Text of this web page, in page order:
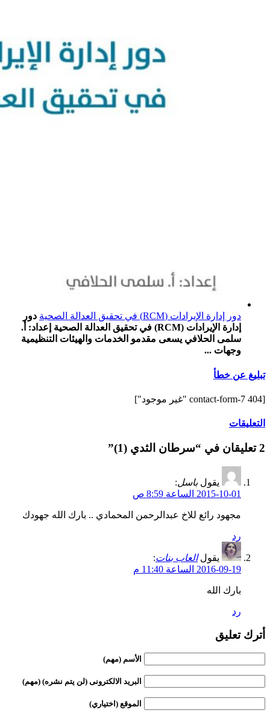
دور إدارة الإيرادات (RCM) في تحقيق العدالة الصحية
دور
إدارة الإيرادات (RCM) في تحقيق العدالة الصحية إعداد: أ.
سلمى الحلافي يسعى مقدمو الخدمات والهيئات التنظيمية
وجهات ...
تبليغ عن خطأ
[contact-form-7 404 "غير موجود"]
التعليقات
2 تعليقان في “سرطان الثدي (1)”
يقول باسل:
2015-10-01 الساعة 8:59 ص
مجهود رائع للاخ عبدالرحمن المحمادي .. بارك الله جهودك
رد
يقول العاب بنات:
2016-09-19 الساعة 11:40 م
بارك الله
رد
أترك تعليق
الأسم (مهم)
البريد الالكترونى (لن يتم نشره) (مهم)
الموقع (اختياري)